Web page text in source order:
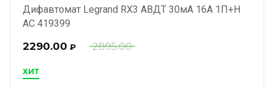
Дифавтомат Legrand RX3 АВДТ 30мА 16А 1П+Н
AC 419399
ХИТ
2895.00
2290.00 ₽